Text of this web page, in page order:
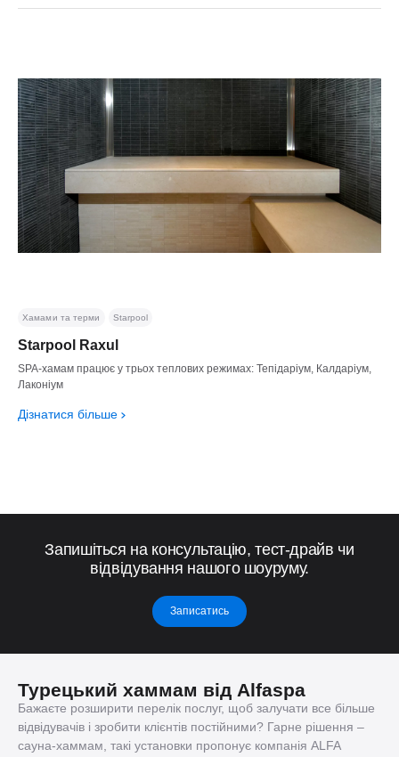
Starpool Raxul
SPA-хамам працює у трьох теплових режимах: Тепідаріум, Калдаріум,
Лаконіум
Дізнатися більше
Хамами та терми Starpool
Запишіться на консультацію, тест-драйв чи
відвідування нашого шоуруму.
Записатись
Турецький хаммам від Alfaspa
Бажаєте розширити перелік послуг, щоб залучати все більше
відвідувачів і зробити клієнтів постійними? Гарне рішення –
сауна-хаммам, такі установки пропонує компанія ALFA